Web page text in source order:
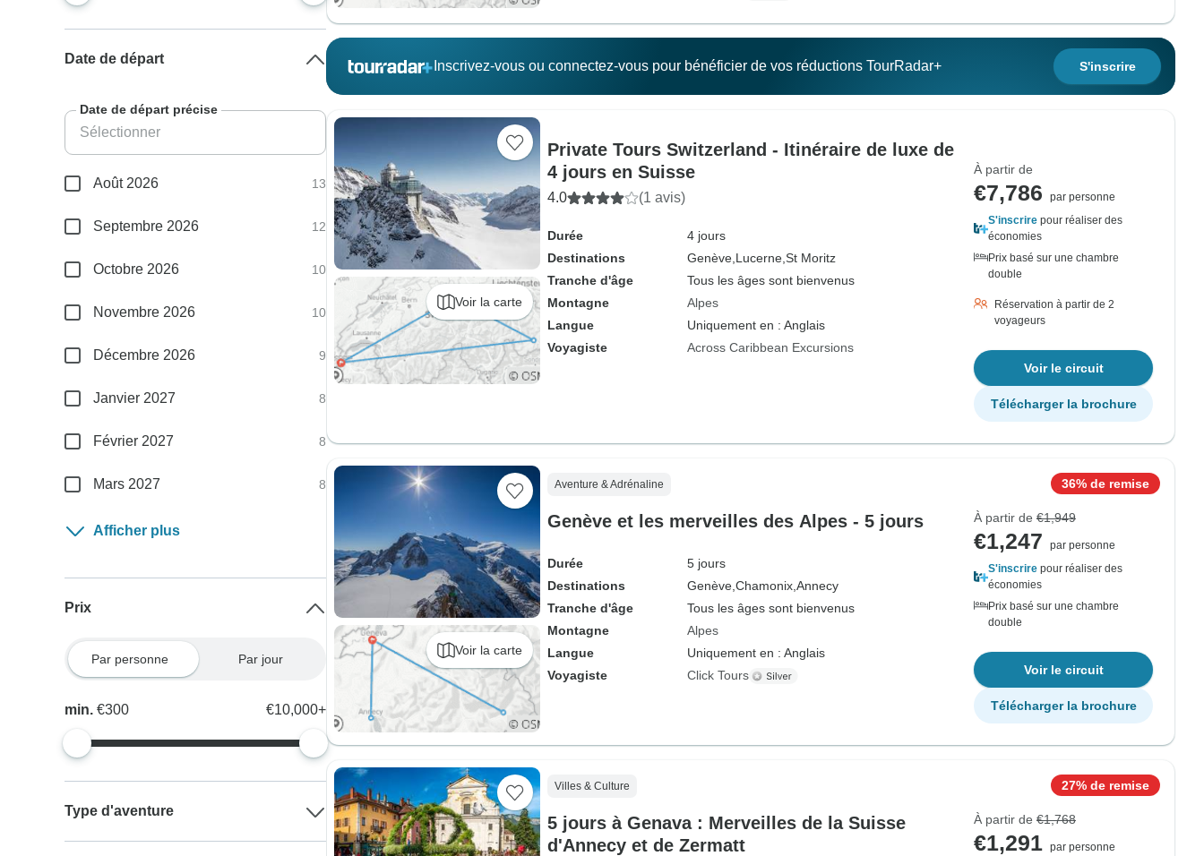
Inscrivez-vous ou connectez-vous pour bénéficier de vos réductions TourRadar+ S'inscrire
Voir la carte
Private Tours Switzerland - Itinéraire de luxe de
4 jours en Suisse
4.0 (1 avis)
Durée
4 jours
Destinations
Genève, Lucerne, St Moritz
Tranche d'âge
Tous les âges sont bienvenus
Montagne
Alpes
Langue
Uniquement en : Anglais
Voyagiste
Across Caribbean Excursions
À partir de
€7,786
par personne
S'inscrire pour réaliser des
économies
Prix basé sur une chambre
double
Réservation à partir de 2
voyageurs
Voir le circuit
Télécharger la brochure
Voir la carte
Aventure & Adrénaline
Genève et les merveilles des Alpes - 5 jours
Durée
5 jours
Destinations
Genève, Chamonix, Annecy
Tranche d'âge
Tous les âges sont bienvenus
Montagne
Alpes
Langue
Uniquement en : Anglais
Voyagiste
Click Tours
36% de remise
À partir de €1,949
€1,247
par personne
S'inscrire pour réaliser des
économies
Prix basé sur une chambre
double
Voir le circuit
Télécharger la brochure
Villes & Culture
5 jours à Genava : Merveilles de la Suisse
d'Annecy et de Zermatt
27% de remise
À partir de €1,768
€1,291 par personne
Date de départ
Date de départ précise
Août 2026 13
Septembre 2026 12
Octobre 2026 10
Novembre 2026 10
Décembre 2026 9
Janvier 2027 8
Février 2027 8
Mars 2027 8
Afficher plus
Prix
Par personne Par jour
min.€300 €10,000+
Type d'aventure